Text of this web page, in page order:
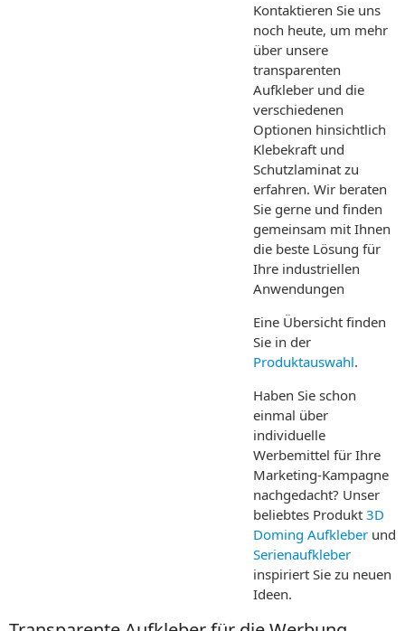
Kontaktieren Sie uns
noch heute, um mehr
über unsere
transparenten
Aufkleber und die
verschiedenen
Optionen hinsichtlich
Klebekraft und
Schutzlaminat zu
erfahren. Wir beraten
Sie gerne und finden
gemeinsam mit Ihnen
die beste Lösung für
Ihre industriellen
Anwendungen
Eine Übersicht finden
Sie in der
Produktauswahl.
Haben Sie schon
einmal über
individuelle
Werbemittel für Ihre
Marketing-Kampagne
nachgedacht? Unser
beliebtes Produkt 3D
Doming Aufkleber und
Serienaufkleber
inspiriert Sie zu neuen
Ideen.